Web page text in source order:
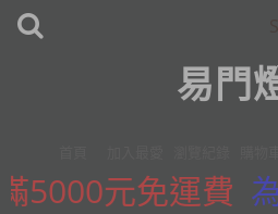
易門
元免運費 為